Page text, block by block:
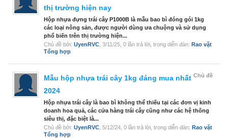
thị trường hiện nay
Hộp nhựa đựng trái cây P1000B là mẫu bao bì đóng gói 1kg
các loại nông sản, được người dùng ưa chuộng và sử dụng
phổ biến trên thị trường hiện...
Chủ đề bởi: UyenRVC 3/11/25 , 0 lần trả lời, trong diễn đàn: Rao vặt
Tổng hợp
Chủ đề
Mẫu hộp nhựa trái cây 1kg đáng mua nhất
2024
Hộp nhựa trái cây là bao bì không thể thiếu tại các đơn vị kinh
doanh hoa quả, các cửa hàng trái cây cũng như các hệ thống
siêu thị, đặc biệt là...
Chủ đề bởi: UyenRVC 5/12/24 , 0 lần trả lời, trong diễn đàn: Rao vặt
Tổng hợp